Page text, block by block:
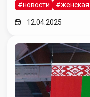
#новости
12.04.2025